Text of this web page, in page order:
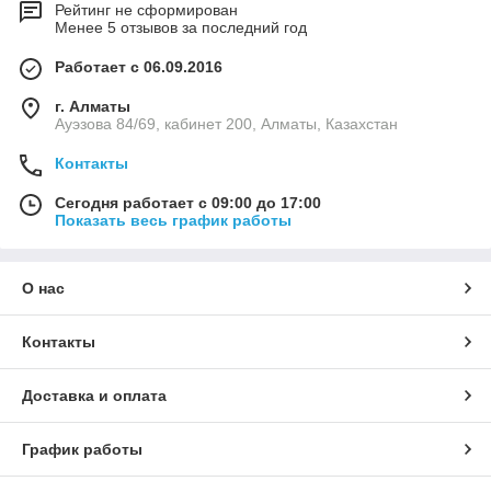
Рейтинг не сформирован
Менее 5 отзывов за последний год
Работает с 06.09.2016
г. Алматы
Ауэзова 84/69, кабинет 200, Алматы, Казахстан
Контакты
Сегодня работает с 09:00 до 17:00
Показать весь график работы
О нас
Контакты
Доставка и оплата
График работы